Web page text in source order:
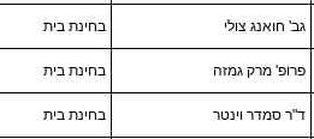
גב' חואנג צולי בחינת בית
פרופ' מרק גמזה בחינת בית
ד"ר סמדר וינטר בחינת בית